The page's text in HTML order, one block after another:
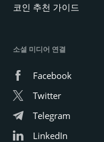
코인 추천 가이드
소셜 미디어 연결
Facebook
Twitter
Telegram
LinkedIn